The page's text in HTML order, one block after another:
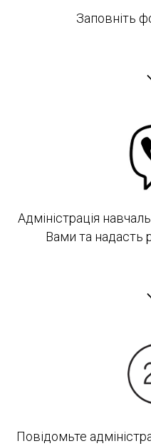
Заповніть
Адміністрація
Вами та надасть
Повідомьте